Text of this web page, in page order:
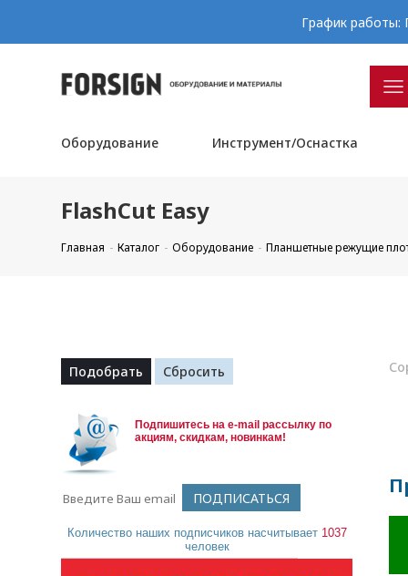
График работы:
Оборудование Инструмент/Оснастка
FlashCut Easy
Главная Каталог Оборудование Планшетные режущие
Подпишитесь на e-mail рассылку по
акциям, скидкам, новинкам!
Количество наших подписчиков насчитывает 1037
человек